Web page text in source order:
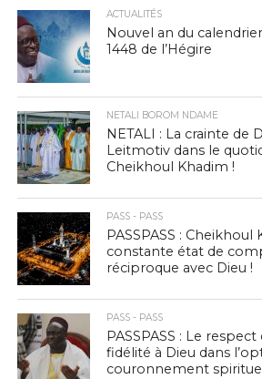
ACTUALITÉS
Nouvel an du
1448 de l’Hégire
NETALI BOROM NDAME
NETALI : La crainte de
Leitmotiv dans le
Cheikhoul Khadim !
PASS - PASS
PASSPASS : Cheikhoul
constante état de
réciproque avec Dieu !
PASS - PASS
PASSPASS : Le
fidélité à Dieu dans
couronnement